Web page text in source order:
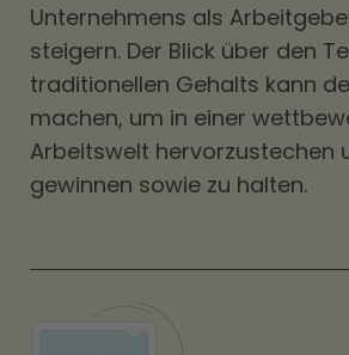
Unternehmens als
steigern. Der Blick über den
traditionellen Gehalts kann
machen, um in einer
Arbeitswelt hervorzustechen
gewinnen sowie zu halten.